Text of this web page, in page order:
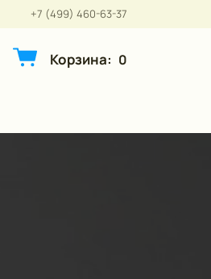
+7 (499) 460-63-37
Корзина: 0